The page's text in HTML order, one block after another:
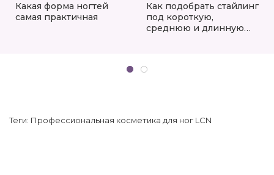
Какая форма ногтей
самая практичная
Как подобрать стайлинг
под короткую,
среднюю и длинную
Теги: Профессиональная косметика для ног LCN